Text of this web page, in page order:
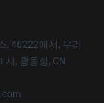
, 46222에서, 우리
시, 광동성, CN